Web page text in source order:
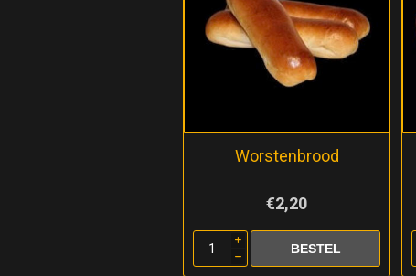
Worstenbrood
€2,20
i
h